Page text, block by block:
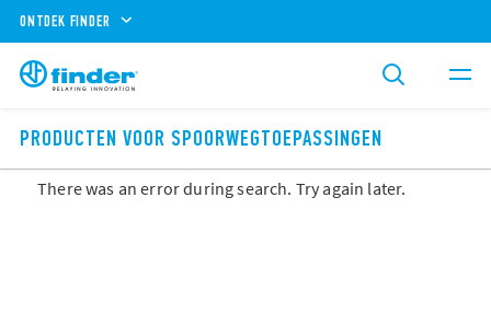
ONTDEK FINDER
PRODUCTEN VOOR SPOORWEGTOEPASSINGEN
There was an error during search. Try again later.